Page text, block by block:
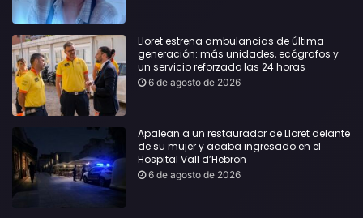
Lloret estrena ambulancias de última
generación: más unidades, ecógrafos y
un servicio reforzado las 24 horas
6 de agosto de 2026
Apalean a un restaurador de Lloret delante
de su mujer y acaba ingresado en el
Hospital Vall d’Hebron
6 de agosto de 2026